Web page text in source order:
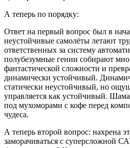
А теперь по порядку:
Ответ на первый вопрос был в
неустойчивые самолёты летают
ответственных за систему
полубезумные гении собирают
фантастической сложности и
динамически устойчивый.
статически неустойчивый, но
управляется как устойчивый.
под мухоморами с кофе перед
чудеса.
А теперь второй вопрос: нахрена
заморачиваться с суперсложной